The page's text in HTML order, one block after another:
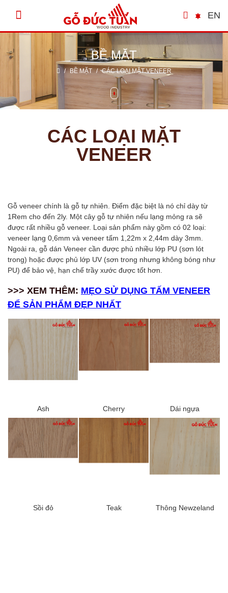
EN
BỀ MẶT
/ BỀ MẶT / CÁC LOẠI MẶT VENEER
CÁC LOẠI MẶT
VENEER
Gỗ veneer chính là gỗ tự nhiên. Điểm đặc biệt là nó chỉ dày từ
1Rem cho đến 2ly. Một cây gỗ tự nhiên nếu lạng mỏng ra sẽ
được rất nhiều gỗ veneer. Loại sản phẩm này gồm có 02 loại:
veneer lạng 0,6mm và veneer tấm 1,22m x 2,44m dày 3mm.
Ngoài ra, gỗ dán Veneer cần được phủ nhiều lớp PU (sơn lót
trong) hoặc được phủ lớp UV (sơn trong nhưng không bóng như
PU) để bảo vệ, hạn chế trầy xước được tốt hơn.
>>> XEM THÊM: MẸO SỬ DỤNG TẤM VENEER
ĐỂ SẢN PHẨM ĐẸP NHẤT
Ash Cherry Dái ngựa
Sồi đỏ Teak Thông Newzeland